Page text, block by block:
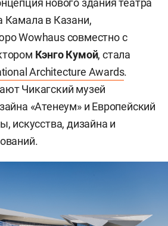
нового здания театра
Камала в Казани,
Wowhaus совместно с
Кэнго Кумой, стала
Architecture Awards.
Чикагский музей
«Атенеум» и Европейский
искусства, дизайна и